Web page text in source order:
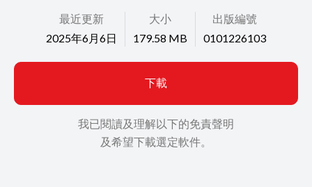
最近更新
2025年6月6日
大小
179.58 MB
出版編號
0101226103
下載
我已閱讀及理解以下的免責聲明
及希望下載選定軟件。